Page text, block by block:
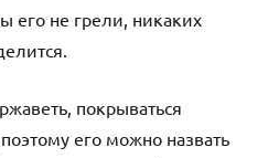
его не грели, никаких
покрываться
его можно назвать